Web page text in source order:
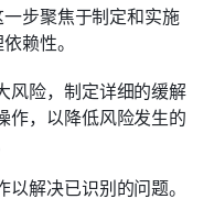
步聚焦于制定和实施
赖性。
风险，制定详细的缓解
作，以降低风险发生的
解决已识别的问题。